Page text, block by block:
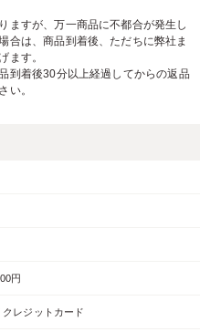
ますが、万一商品に不都合が発生し
合は、商品到着後、ただちに弊社ま
ます。
到着後30分以上経過してからの返品
い。
円
レジットカード